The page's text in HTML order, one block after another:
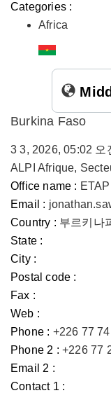
Categories :
Africa
Burkina Faso
3 3, 2026, 05:02 오
ALPI Afrique,
Office name :
Email :
Country : 부르키나
State :
City :
Postal code :
Fax :
Web :
Phone : +226 77
Phone 2 : +226 77
Email 2 :
Contact 1 :